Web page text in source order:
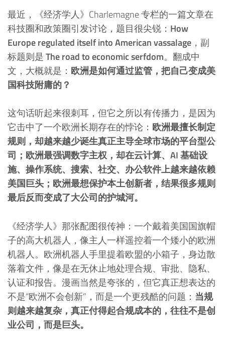
最近，《经济学人》Charlemagne 专栏的一篇文章在
科技圈和政策圈引发讨论，题目很尖锐： How
Europe regulated itself into American vassalage ，副
标题则是The road to economic serfdom。翻成中
文，大概就是： 欧洲是如何通过监管，把自己变成美
国科技附庸的？
这句话听起来很刺耳，但它之所以有传播力，是因为
它击中了一个欧洲长期存在的悖论： 欧洲最擅长制定
规则，却越来越少诞生真正主导全球市场的平台型公
司；欧洲最强调数字主权，却在云计算、AI 基础设
施、操作系统、搜索、社交、办公软件上越来越依赖
美国巨头；欧洲最想保护本土创新者，结果很多规则
最后反而变成了大公司的护城河。
《经济学人》那张配图很传神：一个戴着美国国旗帽
子的高大机器人，像主人一样遥控着一个矮小的欧洲
机器人。欧洲机器人手里提着欧盟的小箱子，身边散
落着文件，像是在无休止地处理合规、审批、隐私、
认证和报告。漫画当然是夸张的，但它真正想表达的
不是“欧洲不会创新”，而是一个更残酷的问题： 当规
则越来越复杂，真正付得起合规成本的，往往不是创
业公司，而是巨头。